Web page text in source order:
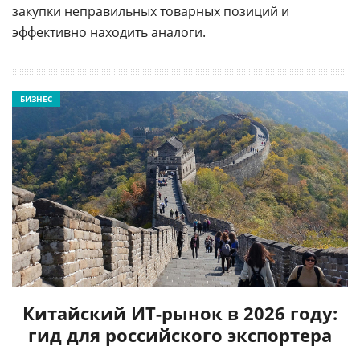
закупки неправильных товарных позиций и
эффективно находить аналоги.
Китайский ИТ-рынок в 2026 году:
гид для российского экспортера
БИЗНЕС